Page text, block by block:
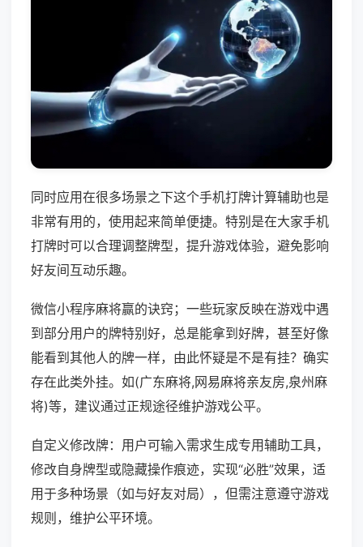
同时应用在很多场景之下这个手机打牌计算辅助也是
非常有用的，使用起来简单便捷。特别是在大家手机
打牌时可以合理调整牌型，提升游戏体验，避免影响
好友间互动乐趣。
微信小程序麻将赢的诀窍；一些玩家反映在游戏中遇
到部分用户的牌特别好，总是能拿到好牌，甚至好像
能看到其他人的牌一样，由此怀疑是不是有挂？确实
存在此类外挂。如(广东麻将,网易麻将亲友房,泉州麻
将)等，建议通过正规途径维护游戏公平。
自定义修改牌：用户可输入需求生成专用辅助工具，
修改自身牌型或隐藏操作痕迹，实现“必胜”效果，适
用于多种场景（如与好友对局），但需注意遵守游戏
规则，维护公平环境。